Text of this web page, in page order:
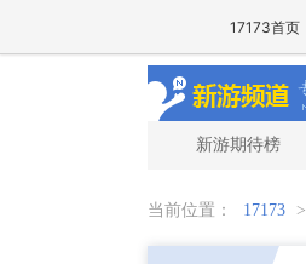
17173首页
新游期待榜
当前位置： 17173 >